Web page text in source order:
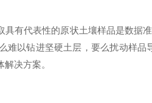
有代表性的原状土壤样品是数
以钻进坚硬土层，要么扰动样品
决方案。